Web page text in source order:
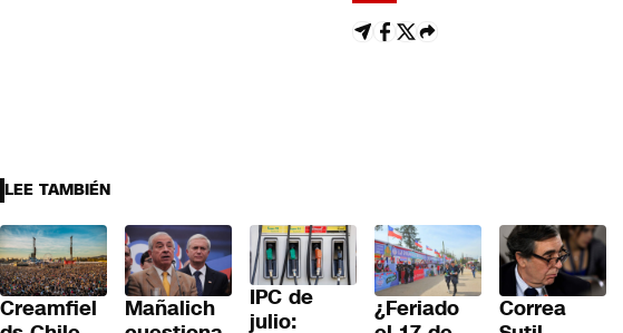
LEE TAMBIÉN
Creamfiel
Mañalich
IPC de
julio:
¿Feriado
Correa